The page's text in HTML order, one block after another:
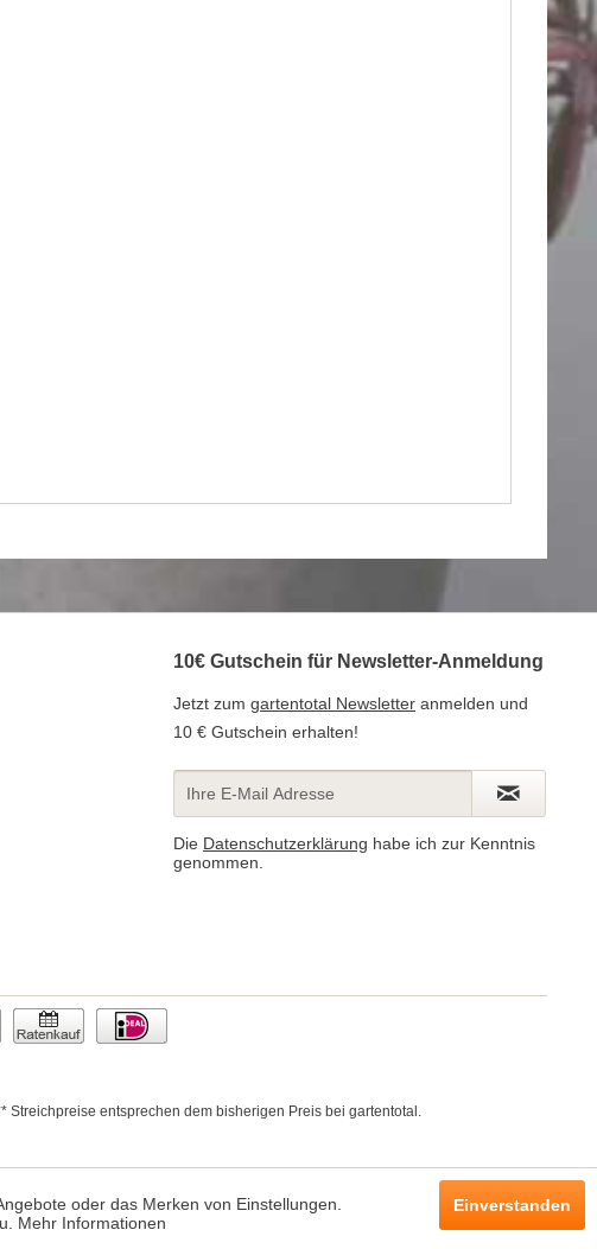
10€ Gutschein für Newsletter-Anmeldung
Jetzt zum gartentotal Newsletter anmelden und
10 € Gutschein erhalten!
Die Datenschutzerklärung habe ich zur Kenntnis
genommen.
entsprechen dem bisherigen Preis bei gartentotal.
oder das Merken von Einstellungen.
Mehr Informationen
Einverstanden